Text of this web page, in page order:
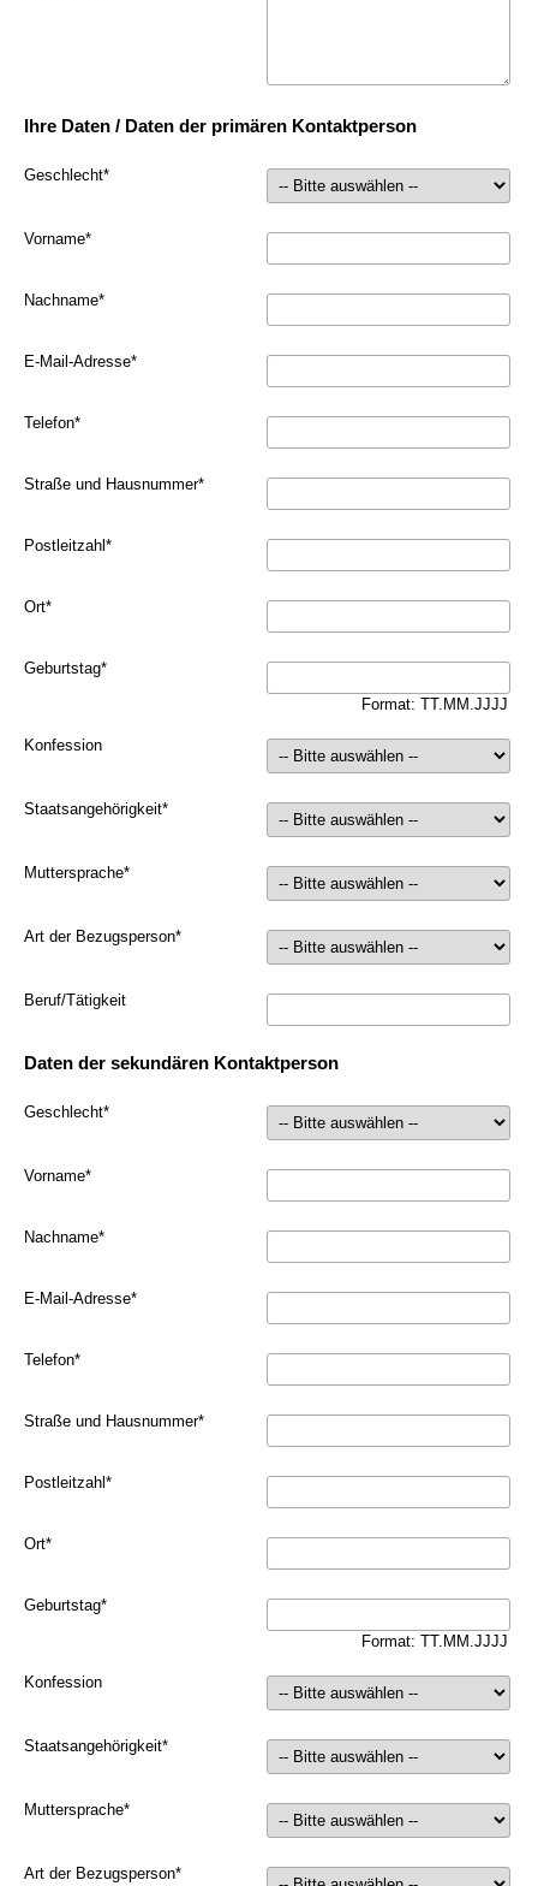
Ihre Daten / Daten der primären Kontaktperson
Geschlecht*
Vorname*
Nachname*
E-Mail-Adresse*
Telefon*
Straße und Hausnummer*
Postleitzahl *
Ort*
Geburtstag*
Format: TT.MM.JJJJ
Konfession
Staatsangehörigkeit*
Muttersprache*
Art der Bezugsperson*
Beruf/Tätigkeit
Daten der sekundären Kontaktperson
Geschlecht*
Vorname*
Nachname*
E-Mail-Adresse*
Telefon*
Straße und Hausnummer*
Postleitzahl *
Ort*
Geburtstag*
Format: TT.MM.JJJJ
Konfession
Staatsangehörigkeit*
Muttersprache*
Art der Bezugsperson*